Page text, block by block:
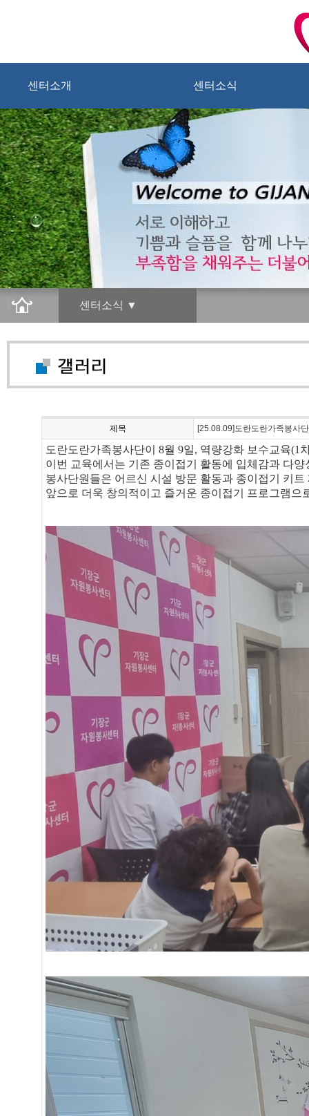
센터소개 센터소식
센터소식 ▼
제목 [25.08.09]도란도란가족봉사
도란도란가족봉사단이 8월 9일, 역량강화 보수교육(1
이번 교육에서는 기존 종이접기 활동에 입체감과 다
봉사단원들은 어르신 시설 방문 활동과 종이접기 키
앞으로 더욱 창의적이고 즐거운 종이접기 프로그램